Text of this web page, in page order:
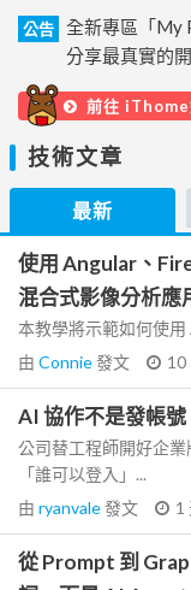
公告
全新專區「My
分享最真實的
前往 iThome
技術文章
最新
使用 Angular、
混合式影像分析應
本教學將示範如何使用
由 Connie發文 10
AI 協作不是發帳
公司替工程師開好企
「誰可以登入」...
由 ryanvale發文 1
從 Prompt 到